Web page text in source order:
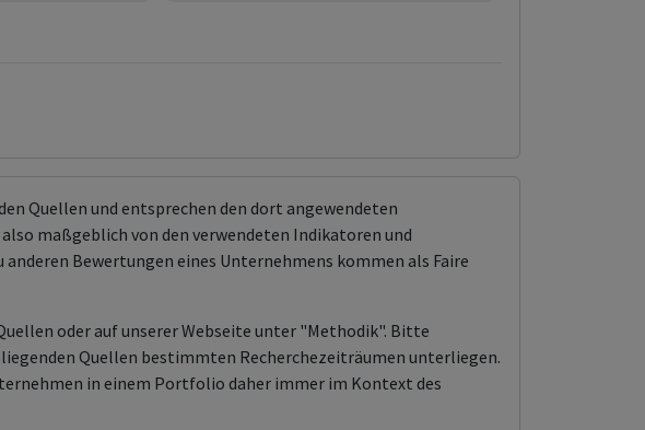
Quellen und entsprechen den dort angewendeten
maßgeblich von den verwendeten Indikatoren und
Bewertungen eines Unternehmens kommen als Faire
oder auf unserer Webseite unter "Methodik". Bitte
Quellen bestimmten Recherchezeiträumen unterliegen.
in einem Portfolio daher immer im Kontext des